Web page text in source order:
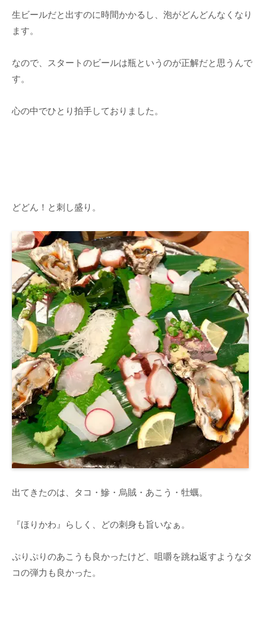
生ビールだと出すのに時間かかるし、泡がどんどんなくなり
ます。
なので、スタートのビールは瓶というのが正解だと思うんで
す。
心の中でひとり拍手しておりました。
どどん！と刺し盛り。
出てきたのは、タコ・鰺・烏賊・あこう・牡蠣。
『ほりかわ』らしく、どの刺身も旨いなぁ。
ぷりぷりのあこうも良かったけど、咀嚼を跳ね返すようなタ
コの弾力も良かった。